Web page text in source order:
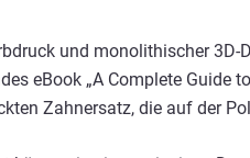
und monolithischer
eBook „A Complete Guide
Zahnersatz, die auf der